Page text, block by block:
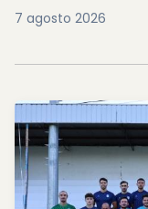
7 agosto 2026